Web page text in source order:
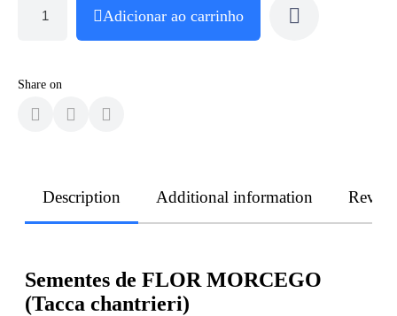
Adicionar ao carrinho
Share on
Description Additional information
Sementes de FLOR MORCEGO
(Tacca chantrieri)